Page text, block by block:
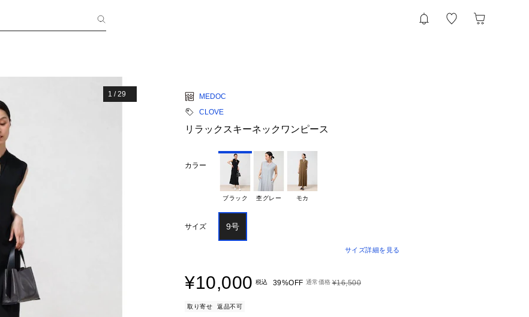
1 /29
MEDOC
CLOVE
リラックスキーネックワンピース
カラー
ブラック 杢グレー モカ
サイズ 9号
サイズ詳細を見る
¥10,000 税込 39%OFF 通常価格 ¥16,500
取り寄せ 返品不可